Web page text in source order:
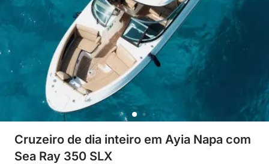
Cruzeiro de dia inteiro em Ayia Napa com
Sea Ray 350 SLX